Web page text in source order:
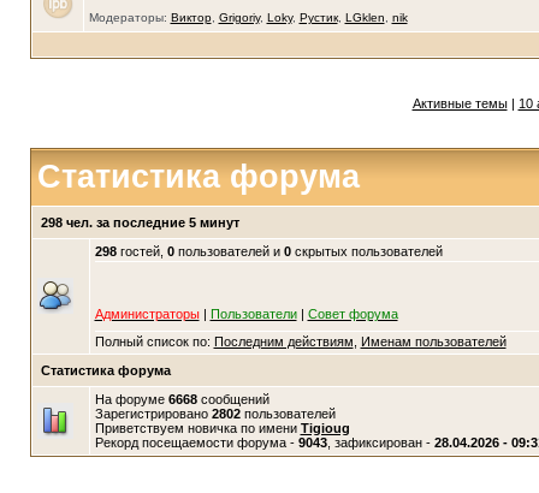
Модераторы: Виктор, Grigoriy, Loky, Рустик, LGklen nik
Активные темы| 10
Статистика форума
298 чел. за последние 5 минут
298гостей, 0пользователей и 0скрытых пользователей
Администраторы| Пользователи| Совет форума
Полный список по: Последним действиям
Именам пользователей
Статистика форума
На форуме 6668сообщений
Зарегистрировано 2802пользователей
Приветствуем новичка по имени Tigioug
Рекорд посещаемости форума - 9043, зафиксирован - 28.04.2026 -